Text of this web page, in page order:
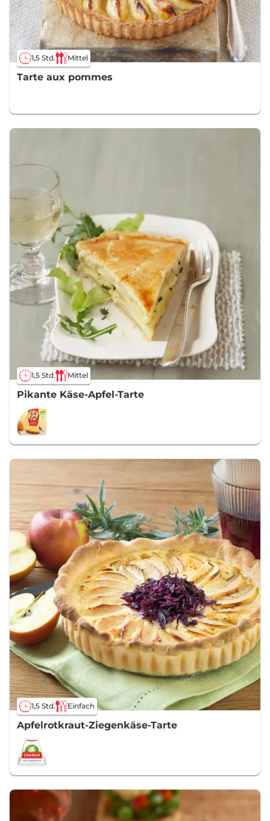
1,5 Std. Mittel
Tarte aux pommes
1,5 Std. Mittel
Pikante Käse-Apfel-Tarte
1,5 Std. Einfach
Apfelrotkraut-Ziegenkäse-Tarte